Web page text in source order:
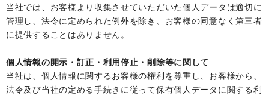
当社では、お客様より収集させていただいた個人データは適切に
管理し、法令に定められた例外を除き、お客様の同意なく第三者
に提供することはありません。
個人情報の開示・訂正・利用停止・削除等に関して
当社は、個人情報に関するお客様の権利を尊重し、お客様から、
法令及び当社の定める手続きに従って保有個人データに関する利